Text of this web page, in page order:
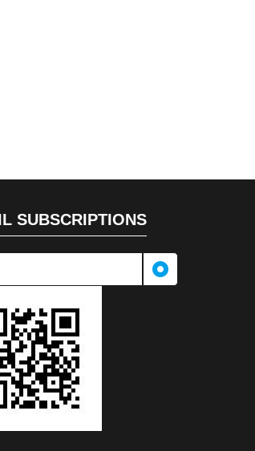
SUBSCRIPTIONS